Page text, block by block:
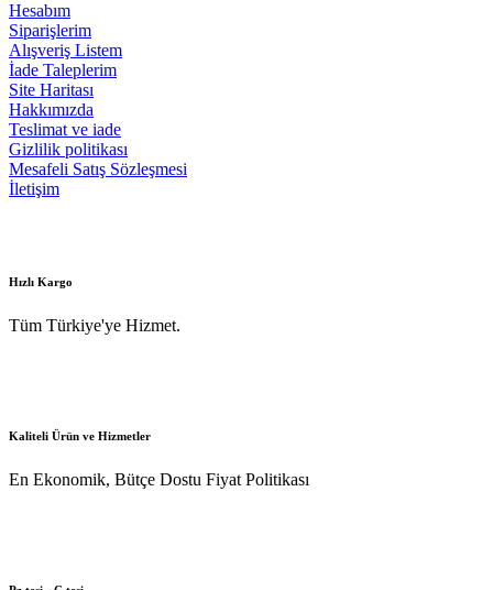
Hesabım
Siparişlerim
Alışveriş Listem
İade Taleplerim
Site Haritası
Hakkımızda
Teslimat ve iade
Gizlilik politikası
Mesafeli Satış Sözleşmesi
İletişim
Hızlı Kargo
Tüm Türkiye'ye Hizmet.
Kaliteli Ürün ve Hizmetler
En Ekonomik, Bütçe Dostu Fiyat Politikası